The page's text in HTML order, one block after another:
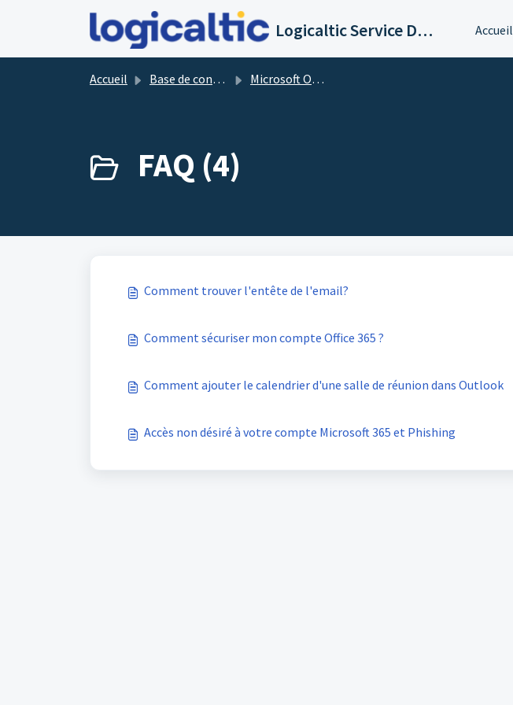
Passer au contenu principal
Logicaltic Service Desk Accueil
Accueil Base de connaissances Microsoft Office 365
FAQ (4)
Comment trouver l'entête de l'email?
Comment sécuriser mon compte Office 365 ?
Comment ajouter le calendrier d'une salle de réunion dans Outlook
Accès non désiré à votre compte Microsoft 365 et Phishing